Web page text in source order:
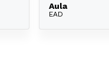
Aula
EAD